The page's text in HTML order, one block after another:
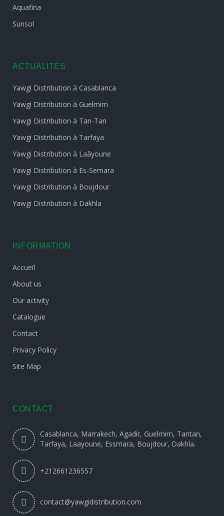
Aquafina
Sunsol
ACTUALITÉS
Yawgi Distribution à Casablanca
Yawgi Distribution à Guelmim
Yawgi Distribution à Tan-Tan
Yawgi Distribution à Tarfaya
Yawgi Distribution à Laâyoune
Yawgi Distribution à Es-Semara
Yawgi Distribution à Boujdour
Yawgi Distribution à Dakhla
INFORMATION
Accueil
About us
Our activity
Catalogue
Contact
Privacy Policy
Site Map
CONTACT
Casablanca, Marrakech, Agadir, Guelmim, Tantan,
Tarfaya, Laayoune, Essmara, Boujdour, Dakhla.
+212661236557
contact@yawgidistribution.com